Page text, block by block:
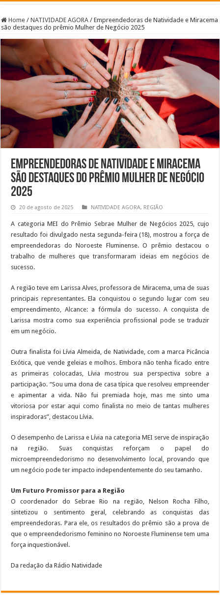
Home / NATIVIDADE AGORA / Empreendedoras de Natividade e Miracema
são destaques do prêmio Mulher de Negócio 2025
Empreendedoras de Natividade e Miracema
são destaques do prêmio Mulher de Negócio
2025
20 de agosto de 2025 NATIVIDADE AGORA, REGIÃO
A categoria MEI do Prêmio Sebrae Mulher de Negócios 2025, cujo
resultado foi divulgado nesta segunda-feira (18), mostrou a força de
empreendedoras do Noroeste Fluminense. O prêmio destacou o
trabalho de mulheres que transformaram ideias em negócios de
sucesso.
A região teve em Larissa Alves, professora de Miracema, uma de suas
principais representantes. Ela conquistou o segundo lugar com seu
empreendimento, Alcance: a fórmula do sucesso. A conquista de
Larissa mostra como sua experiência profissional pode se traduzir
em um negócio.
Outra finalista foi Lívia Almeida, de Natividade, com a marca Picância
Exótica, que vende geleias e molhos. Embora não tenha ficado entre
as primeiras colocadas, Lívia mostrou sua perspectiva sobre a
participação. “Sou uma dona de casa típica que resolveu empreender
e apimentar a vida. Não fui premiada hoje, mas me sinto uma
vitoriosa por estar aqui como finalista no meio de tantas mulheres
inspiradoras”, destacou Lívia.
O desempenho de Larissa e Lívia na categoria MEI serve de inspiração
na região. Suas conquistas reforçam o papel do
microempreendedorismo no desenvolvimento local, provando que
um negócio pode ter impacto independentemente do seu tamanho.
Um Futuro Promissor para a Região
O coordenador do Sebrae Rio na região, Nelson Rocha Filho,
sintetizou o sentimento geral, celebrando as conquistas das
empreendedoras. Para ele, os resultados do prêmio são a prova de
que o empreendedorismo feminino no Noroeste Fluminense tem uma
força inquestionável.
Da redação da Rádio Natividade